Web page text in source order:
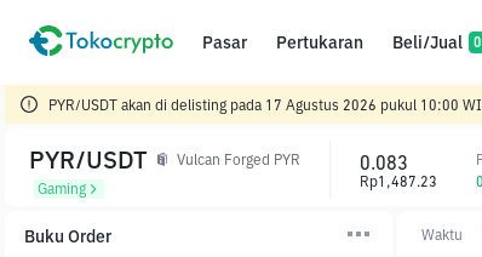
Pasar Pertukaran Beli/Jual
PYR/USDT akan di delisting pada 17 Agustus 2026 pukul 10:00
Buku Order Waktu
PYR/USDT
Vulcan Forged PYR
Gaming
0.083
Rp1,487.23